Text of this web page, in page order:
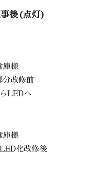
後(点灯)
庫様
分改修前
LEDへ
庫様
化改修後